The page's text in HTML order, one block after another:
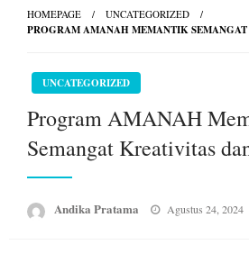
HOMEPAGE UNCATEGORIZED
PROGRAM AMANAH MEMANTIK
UNCATEGORIZED
Program AMANAH
Semangat Kreativitas
Andika Pratama
Posted
Agustus 24, 2024